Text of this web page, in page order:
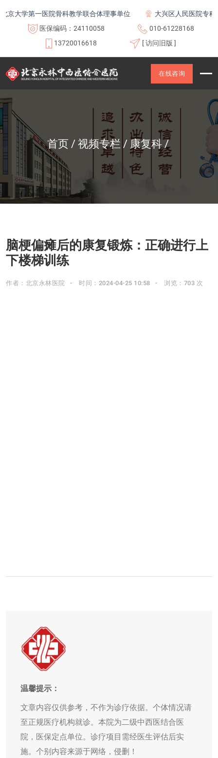
大学第一医院骨科教学联合体理事单位
大兴区人民医院专科联
医保编码：24110058
010-61228168
13720016618
[ 访问旧版 ]
在线咨询
首页 视频专栏 康复科
脑梗偏瘫后的康复锻炼：正确进行上
下楼梯训练
作者：北京永林医院 时间：2024-04-25 10:58 浏览：703 次
温馨提示：
文章内容仅供参考，不作为诊疗依据。个体情况请
至正规医疗机构就诊。本院为二级中西医结合医
院，医保定点单位。诊疗项目需经医生评估后实
施。个别内容来源于网络，侵删！